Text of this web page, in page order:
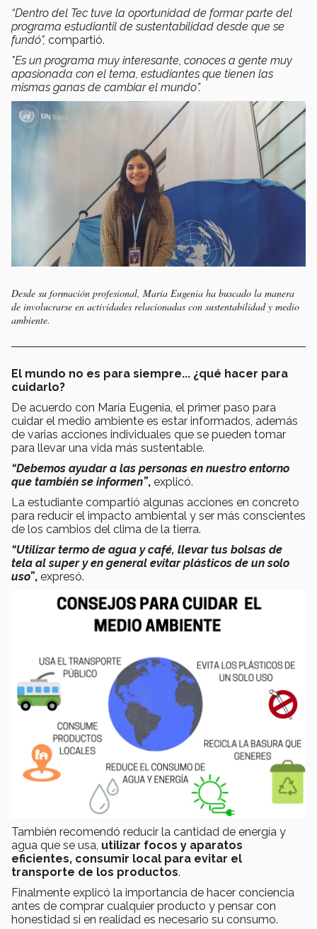
“Dentro del Tec tuve la oportunidad de formar parte del
programa estudiantil de sustentabilidad desde que se
fundó", compartió.
"Es un programa muy interesante, conoces a gente muy
apasionada con el tema, estudiantes que tienen las
mismas ganas de cambiar el mundo”.
Desde su formación profesional, María Eugenia ha buscado la manera
de involucrarse en actividades relacionadas con sustentabilidad y medio
ambiente.
El mundo no es para siempre... ¿qué hacer para
cuidarlo?
De acuerdo con María Eugenia, el primer paso para
cuidar el medio ambiente es estar informados, además
de varias acciones individuales que se pueden tomar
para llevar una vida más sustentable.
“Debemos ayudar a las personas en nuestro entorno
que también se informen”, explicó.
La estudiante compartió algunas acciones en concreto
para reducir el impacto ambiental y ser más conscientes
de los cambios del clima de la tierra.
“Utilizar termo de agua y café, llevar tus bolsas de
tela al super y en general evitar plásticos de un solo
uso”, expresó.
También recomendó reducir la cantidad de energía y
agua que se usa, utilizar focos y aparatos
eficientes, consumir local para evitar el
transporte de los productos.
Finalmente explicó la importancia de hacer conciencia
antes de comprar cualquier producto y pensar con
honestidad si en realidad es necesario su consumo.